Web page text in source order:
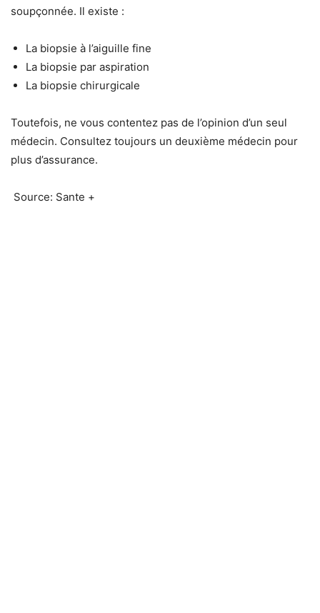
soupçonnée. Il existe :
La biopsie à l’aiguille fine
La biopsie par aspiration
La biopsie chirurgicale
Toutefois, ne vous contentez pas de l’opinion d’un seul
médecin. Consultez toujours un deuxième médecin pour
plus d’assurance.
Source: Sante +